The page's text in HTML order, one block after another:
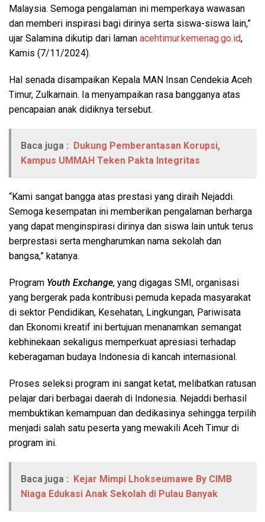
Malaysia. Semoga pengalaman ini memperkaya wawasan
dan memberi inspirasi bagi dirinya serta siswa-siswa lain,”
ujar Salamina dikutip dari laman acehtimur.kemenag.go.id,
Kamis (7/11/2024).
Hal senada disampaikan Kepala MAN Insan Cendekia Aceh
Timur, Zulkarnain. Ia menyampaikan rasa bangganya atas
pencapaian anak didiknya tersebut.
Baca juga : Dukung Pemberantasan Korupsi,
Kampus UMMAH Teken Pakta Integritas
“Kami sangat bangga atas prestasi yang diraih Nejaddi.
Semoga kesempatan ini memberikan pengalaman berharga
yang dapat menginspirasi dirinya dan siswa lain untuk terus
berprestasi serta mengharumkan nama sekolah dan
bangsa,” katanya.
Program Youth Exchange, yang digagas SMI, organisasi
yang bergerak pada kontribusi pemuda kepada masyarakat
di sektor Pendidikan, Kesehatan, Lingkungan, Pariwisata
dan Ekonomi kreatif ini bertujuan menanamkan semangat
kebhinekaan sekaligus memperkuat apresiasi terhadap
keberagaman budaya Indonesia di kancah internasional.
Proses seleksi program ini sangat ketat, melibatkan ratusan
pelajar dari berbagai daerah di Indonesia. Nejaddi berhasil
membuktikan kemampuan dan dedikasinya sehingga terpilih
menjadi salah satu peserta yang mewakili Aceh Timur di
program ini.
Baca juga : Kejar Mimpi Lhokseumawe By CIMB
Niaga Edukasi Anak Sekolah di Pulau Banyak